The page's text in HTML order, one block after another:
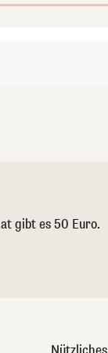
gibt es 50 Euro.